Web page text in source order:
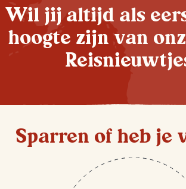
Wil jij altijd als
hoogte zijn van
Sparren of heb je